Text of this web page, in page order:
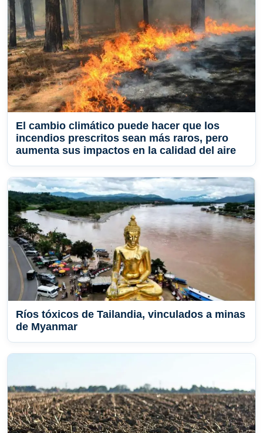
El cambio climático puede hacer que los
incendios prescritos sean más raros, pero
aumenta sus impactos en la calidad del aire
Ríos tóxicos de Tailandia, vinculados a minas
de Myanmar